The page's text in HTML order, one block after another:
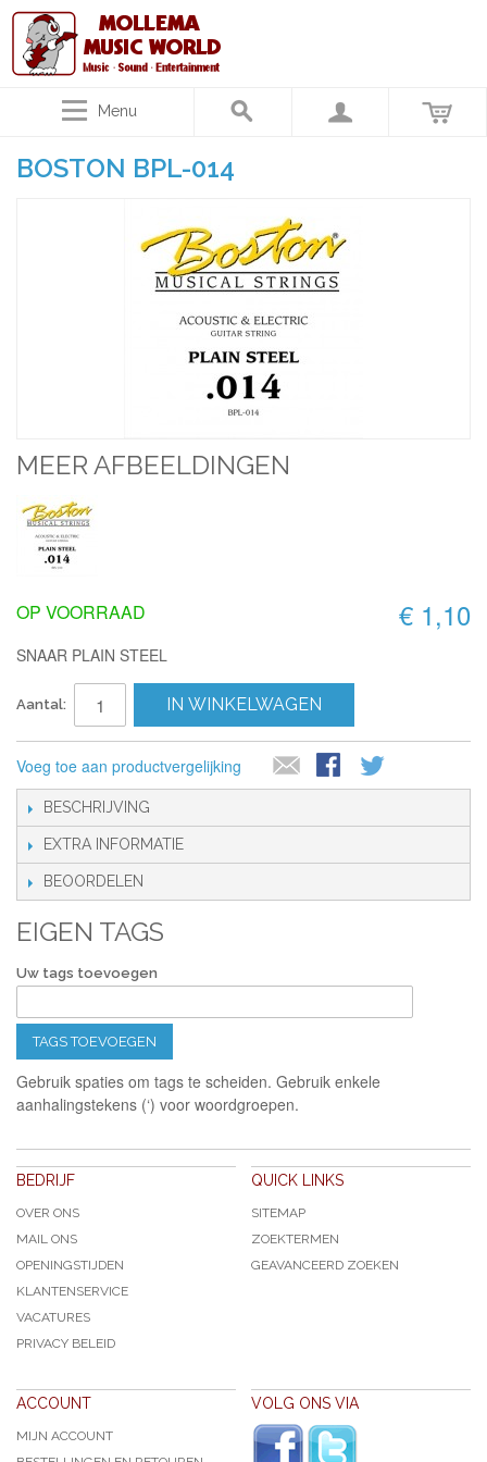
Menu
BOSTON BPL-014
MEER AFBEELDINGEN
€ 1,10
OP VOORRAAD
SNAAR PLAIN STEEL
Aantal: IN WINKELWAGEN
Voeg toe aan productvergelijking
BESCHRIJVING
EXTRA INFORMATIE
BEOORDELEN
EIGEN TAGS
Uw tags toevoegen
TAGS TOEVOEGEN
Gebruik spaties om tags te scheiden. Gebruik enkele
aanhalingstekens (‘) voor woordgroepen.
BEDRIJF
OVER ONS
MAIL ONS
OPENINGSTIJDEN
KLANTENSERVICE
VACATURES
PRIVACY BELEID
QUICK LINKS
SITEMAP
ZOEKTERMEN
GEAVANCEERD ZOEKEN
ACCOUNT
MIJN ACCOUNT
VOLG ONS VIA